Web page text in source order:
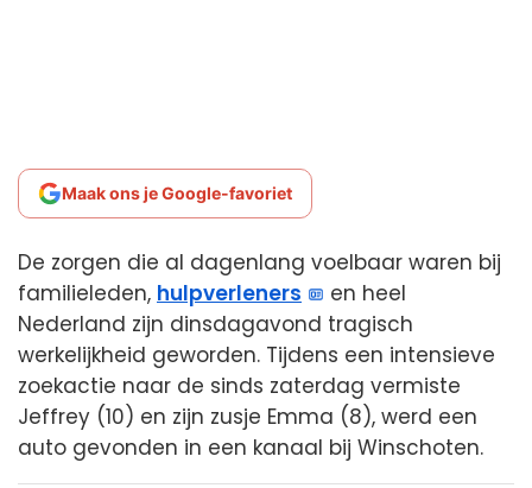
Maak ons je Google-favoriet
De zorgen die al dagenlang voelbaar waren bij
familieleden, hulpverleners
en heel
Nederland zijn dinsdagavond tragisch
werkelijkheid geworden. Tijdens een intensieve
zoekactie naar de sinds zaterdag vermiste
Jeffrey (10) en zijn zusje Emma (8), werd een
auto gevonden in een kanaal bij Winschoten.